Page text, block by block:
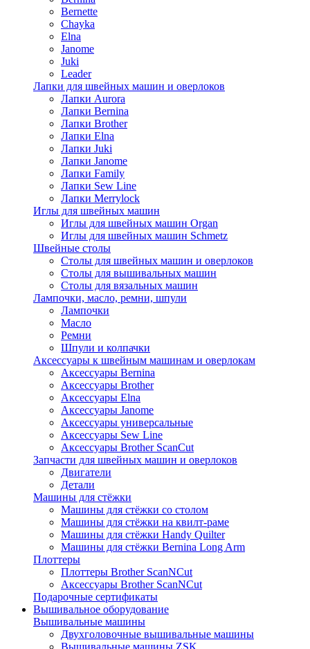
Bernette
Chayka
Elna
Janome
Juki
Leader
Лапки для швейных машин и оверлоков
Лапки Aurora
Лапки Bernina
Лапки Brother
Лапки Elna
Лапки Juki
Лапки Janome
Лапки Family
Лапки Sew Line
Лапки Merrylock
Иглы для швейных машин
Иглы для швейных машин Organ
Иглы для швейных машин Schmetz
Швейные столы
Столы для швейных машин и оверлоков
Столы для вышивальных машин
Столы для вязальных машин
Лампочки, масло, ремни, шпули
Лампочки
Масло
Ремни
Шпули и колпачки
Аксессуары к швейным машинам и оверлокам
Аксессуары Bernina
Аксессуары Brother
Аксессуары Elna
Аксессуары Janome
Аксессуары универсальные
Аксессуары Sew Line
Аксессуары Brother ScanCut
Запчасти для швейных машин и оверлоков
Двигатели
Детали
Машины для стёжки
Машины для стёжки со столом
Машины для стёжки на квилт-раме
Машины для стёжки Handy Quilter
Машины для стёжки Bernina Long Arm
Плоттеры
Плоттеры Brother ScanNCut
Аксессуары Brother ScanNCut
Подарочные сертификаты
Вышивальное оборудование
Вышивальные машины
Двухголовочные вышивальные машины
Вышивальные машины ZSK